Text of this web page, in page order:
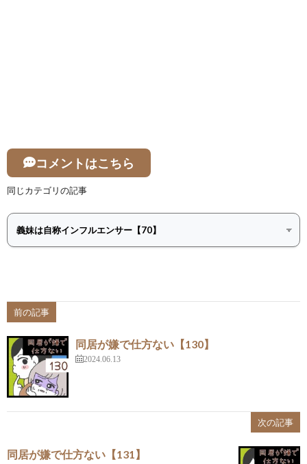
コメントはこちら
同じカテゴリの記事
前の記事
同居が嫌で仕方ない【130】
2024.06.13
次の記事
同居が嫌で仕方ない【131】